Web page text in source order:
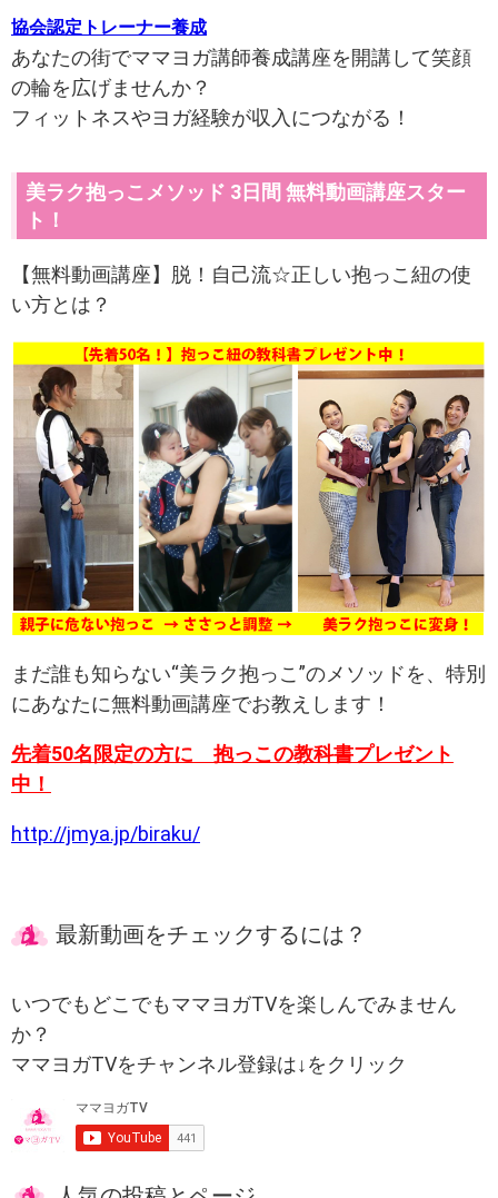
協会認定トレーナー養成
あなたの街でママヨガ講師養成講座を開講して笑顔
の輪を広げませんか？
フィットネスやヨガ経験が収入につながる！
美ラク抱っこメソッド 3日間 無料動画講座スター
ト！
【無料動画講座】脱！自己流☆正しい抱っこ紐の使
い方とは？
まだ誰も知らない“美ラク抱っこ”のメソッドを、特別
にあなたに無料動画講座でお教えします！
先着50名限定の方に 抱っこの教科書プレゼント
中！
http://jmya.jp/biraku/
最新動画をチェックするには？
いつでもどこでもママヨガTVを楽しんでみません
か？
ママヨガTVをチャンネル登録は↓をクリック